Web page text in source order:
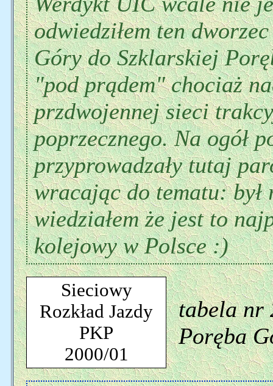
odwiedziłem ten
Góry do Szklarskiej
"pod prądem" chociaż
przdwojennej sieci
poprzecznego. Na ogół
przyprowadzały tutaj
wracając do tematu:
wiedziałem że jest to
kolejowy w Polsce :)
Sieciowy
Rozkład Jazdy
PKP
2000/01
tabela nr
Poręba